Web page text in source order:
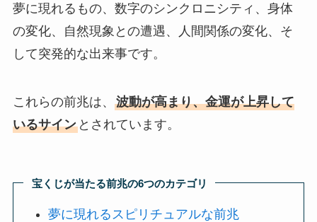
夢に現れるもの、数字のシンクロニシティ、身体
の変化、自然現象との遭遇、人間関係の変化、そ
して突発的な出来事です。
これらの前兆は、 波動が高まり、金運が上昇して
いるサインとされています。
宝くじが当たる前兆の6つのカテゴリ
夢に現れるスピリチュアルな前兆